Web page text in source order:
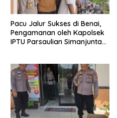
Pacu Jalur Sukses di Benai,
Pengamanan oleh Kapolsek
IPTU Parsaulian Simanjuntak,